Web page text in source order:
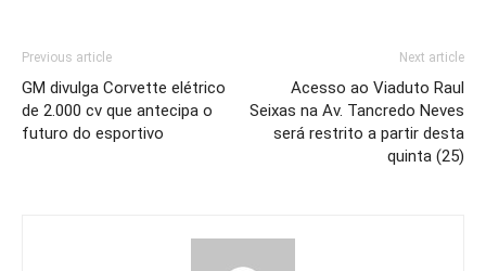
Previous article
GM divulga Corvette elétrico
de 2.000 cv que antecipa o
futuro do esportivo
Next article
Acesso ao Viaduto Raul
Seixas na Av. Tancredo Neves
será restrito a partir desta
quinta (25)